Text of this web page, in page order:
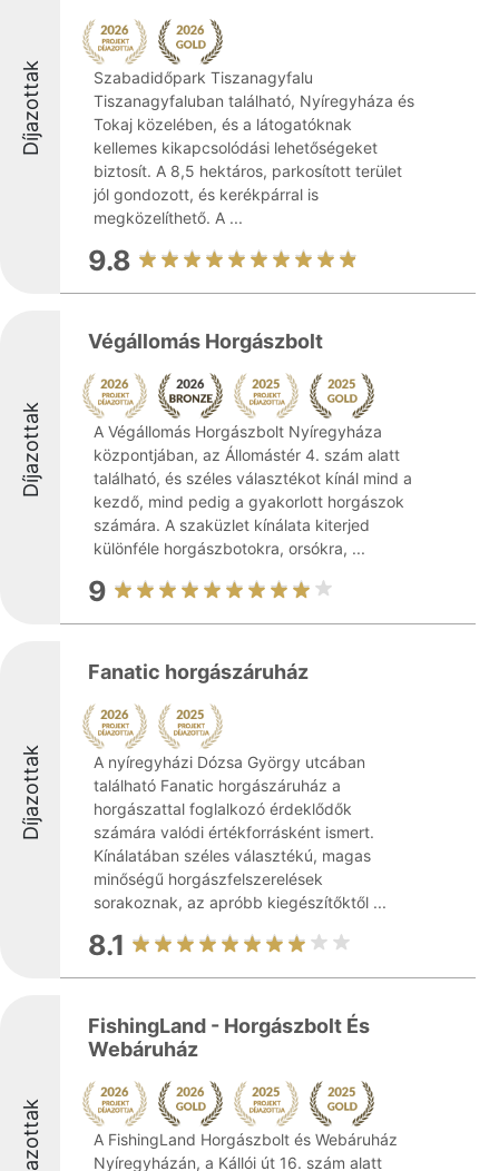
Díjazottak
Szabadidőpark Tiszanagyfalu
Tiszanagyfaluban található, Nyíregyháza és
Tokaj közelében, és a látogatóknak
kellemes kikapcsolódási lehetőségeket
biztosít. A 8,5 hektáros, parkosított terület
jól gondozott, és kerékpárral is
megközelíthető. A ...
9.8
Díjazottak
Végállomás Horgászbolt
A Végállomás Horgászbolt Nyíregyháza
központjában, az Állomástér 4. szám alatt
található, és széles választékot kínál mind a
kezdő, mind pedig a gyakorlott horgászok
számára. A szaküzlet kínálata kiterjed
különféle horgászbotokra, orsókra, ...
9
Díjazottak
Fanatic horgászáruház
A nyíregyházi Dózsa György utcában
található Fanatic horgászáruház a
horgászattal foglalkozó érdeklődők
számára valódi értékforrásként ismert.
Kínálatában széles választékú, magas
minőségű horgászfelszerelések
sorakoznak, az apróbb kiegészítőktől ...
8.1
Díjazottak
FishingLand - Horgászbolt És
Webáruház
A FishingLand Horgászbolt és Webáruház
Nyíregyházán, a Kállói út 16. szám alatt